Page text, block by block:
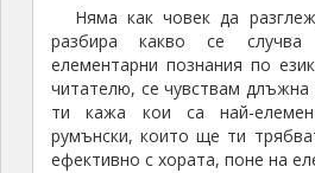
Няма как човек да
разбира какво се
елементарни познания по
читателю, се чувствам
ти кажа кои са най-
румънски, които ще ти
ефективно с хората, поне на